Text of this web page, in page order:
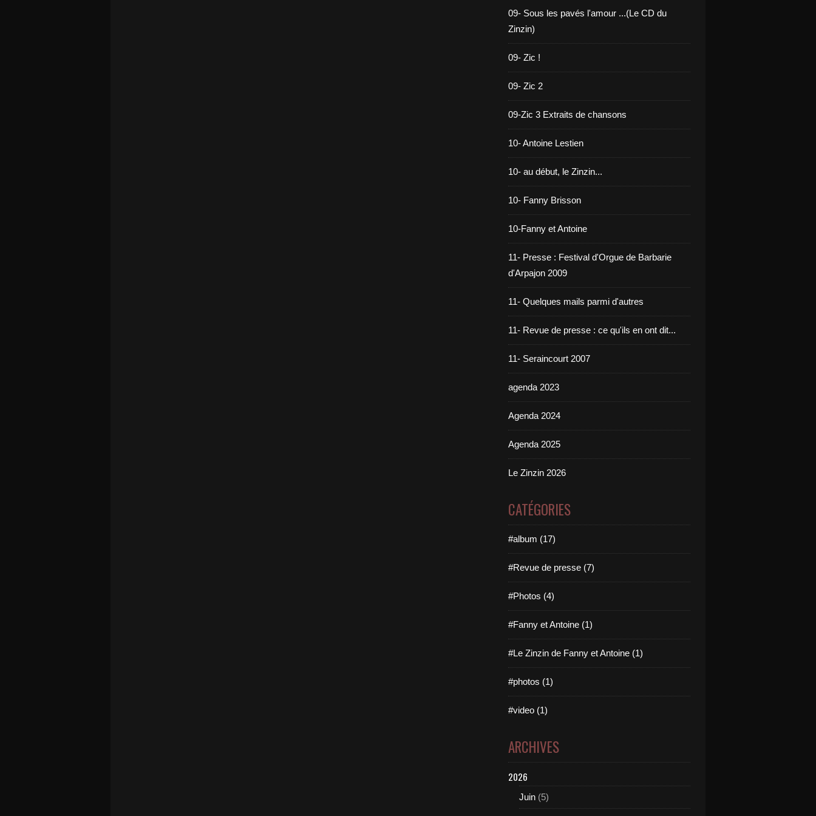
09- Sous les pavés l'amour ...(Le CD du
Zinzin)
09- Zic !
09- Zic 2
09-Zic 3 Extraits de chansons
10- Antoine Lestien
10- au début, le Zinzin...
10- Fanny Brisson
10-Fanny et Antoine
11- Presse : Festival d'Orgue de Barbarie
d'Arpajon 2009
11- Quelques mails parmi d'autres
11- Revue de presse : ce qu'ils en ont dit...
11- Seraincourt 2007
agenda 2023
Agenda 2024
Agenda 2025
Le Zinzin 2026
CATÉGORIES
#album (17)
#Revue de presse (7)
#Photos (4)
#Fanny et Antoine (1)
#Le Zinzin de Fanny et Antoine (1)
#photos (1)
#video (1)
ARCHIVES
2026
Juin (5)